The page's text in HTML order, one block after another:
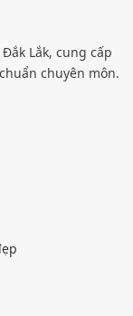
Lắk, cung cấp
chuyên môn.